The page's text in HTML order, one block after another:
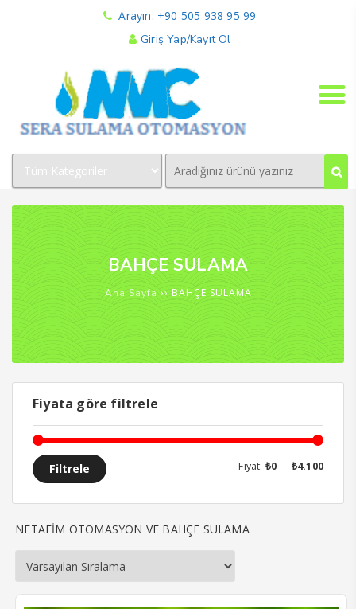
Arayın: +90 505 938 95 99
Giriş Yap/Kayıt Ol
BAHÇE SULAMA
Ana Sayfa ›› BAHÇE SULAMA
Fiyata göre filtrele
En
En
Filtrele Fiyat: ₺0— ₺4.100
NETAFİM OTOMASYON VE BAHÇE SULAMA